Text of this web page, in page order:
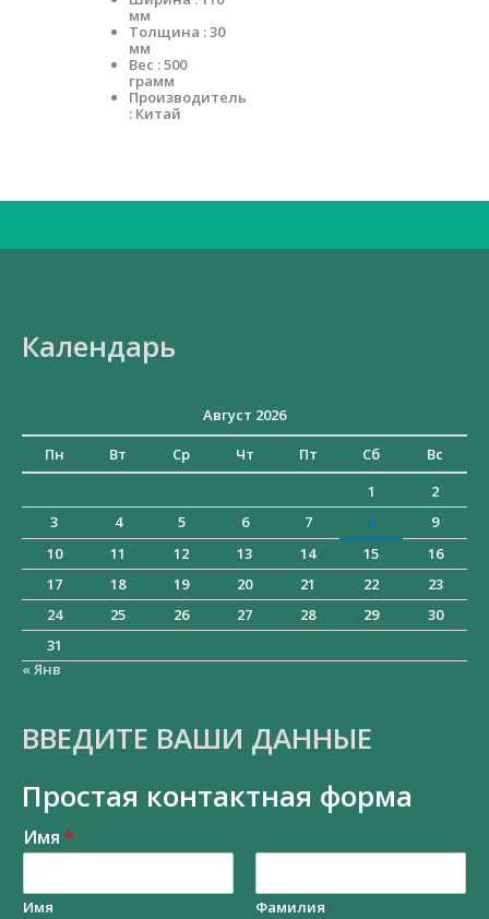
мм
Толщина : 30
мм
Вес : 500
грамм
Производитель
: Китай
Календарь
Август 2026
Пн
Вт Ср Чт Пт Сб
Вс
1
2
3
4 5 6 7 8
9
10
11 12 13 14 15
16
17
18 19 20 21 22
23
24
25 26 27 28 29
30
31
« Янв
ВВЕДИТЕ ВАШИ ДАННЫЕ
Простая контактная форма
Имя *
Имя Фамилия